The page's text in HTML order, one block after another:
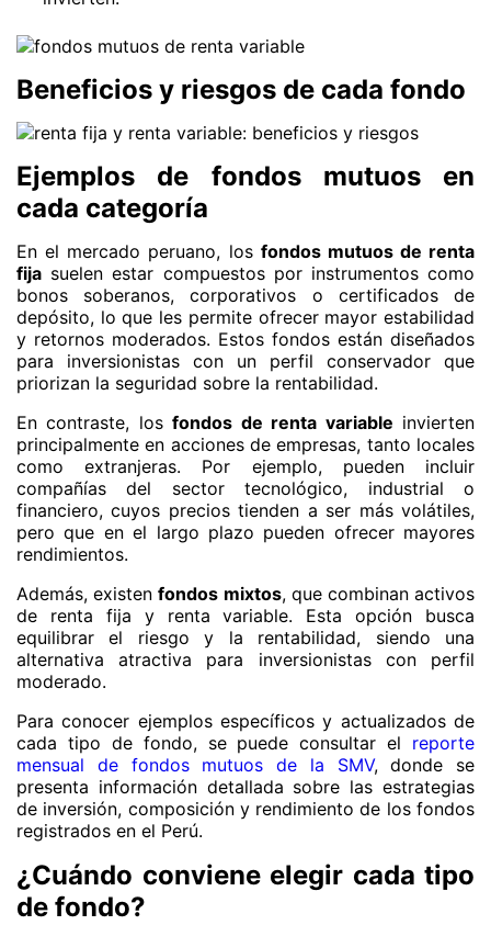
Beneficios y riesgos de cada fondo
Ejemplos de fondos mutuos en
cada categoría
En el mercado peruano, los fondos mutuos de renta
fija suelen estar compuestos por instrumentos como
bonos soberanos, corporativos o certificados de
depósito, lo que les permite ofrecer mayor estabilidad
y retornos moderados. Estos fondos están diseñados
para inversionistas con un perfil conservador que
priorizan la seguridad sobre la rentabilidad.
En contraste, losfondos de renta variable invierten
principalmente en acciones de empresas, tanto locales
como extranjeras. Por ejemplo, pueden incluir
compañías del sector tecnológico, industrial o
financiero, cuyos precios tienden a ser más volátiles,
pero que en el largo plazo pueden ofrecer mayores
rendimientos.
Además, existenfondos mixtos, que combinan activos
de renta fija y renta variable. Esta opción busca
equilibrar el riesgo y la rentabilidad, siendo una
alternativa atractiva para inversionistas con perfil
moderado.
Para conocer ejemplos específicos y actualizados de
cada tipo de fondo, se puede consultar el reporte
mensual de fondos mutuos de la SMV, donde se
presenta información detallada sobre las estrategias
de inversión, composición y rendimiento de los fondos
registrados en el Perú.
¿Cuándo conviene elegir cada tipo
de fondo?